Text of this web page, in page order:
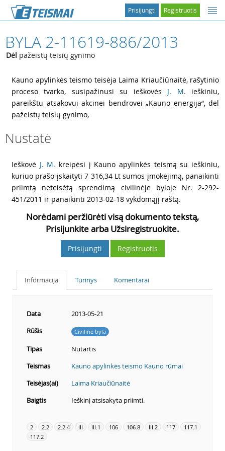
Registruotis
Prisijungti
BYLA 2-11619-886/2013
Dėl pažeistų teisių gynimo
Kauno apylinkės teismo teisėja Laima Kriaučiūnaitė, rašytinio
proceso tvarka, susipažinusi su ieškovės J. M. ieškiniu,
pareikštu atsakovui akcinei bendrovei „Kauno energija“, dėl
pažeistų teisių gynimo,
Nustatė
Ieškovė J. M. kreipėsi į Kauno apylinkės teismą su ieškiniu,
kuriuo prašo įskaityti 7 316,34 Lt sumos įmokėjimą, panaikinti
priimtą neteisėtą sprendimą civilinėje byloje Nr. 2-292-
451/2011 ir panaikinti 2013-02-18 vykdomąjį raštą.
Norėdami peržiūrėti visą dokumento tekstą,
Prisijunkite arba Užsiregistruokite.
Prisijungti Registruotis
Informacija Turinys Komentarai
Data
2013-05-21
Rūšis
Civilinė byla
Tipas
Nutartis
Teismas
Kauno apylinkės teismo Kauno rūmai
Teisėjas(ai)
Laima Kriaučiūnaitė
Baigtis
Ieškinį atsisakyta priimti.
2 2.2 2.2.4 III III.1 106 106.8 III.2 117
117.1
117.2